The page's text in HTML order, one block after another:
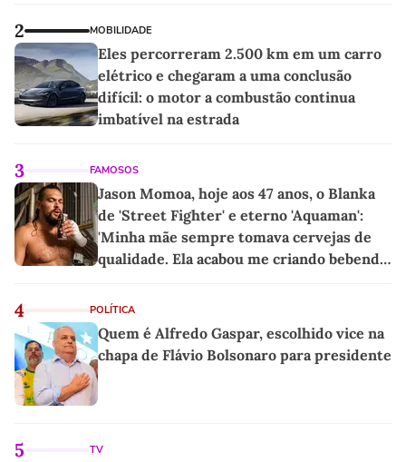
2 MOBILIDADE
Eles percorreram 2.500 km em um carro
elétrico e chegaram a uma conclusão
difícil: o motor a combustão continua
imbatível na estrada
3 FAMOSOS
Jason Momoa, hoje aos 47 anos, o Blanka
de 'Street Fighter' e eterno 'Aquaman':
'Minha mãe sempre tomava cervejas de
qualidade. Ela acabou me criando bebendo
4 POLÍTICA
Quem é Alfredo Gaspar, escolhido vice na
chapa de Flávio Bolsonaro para presidente
5 TV